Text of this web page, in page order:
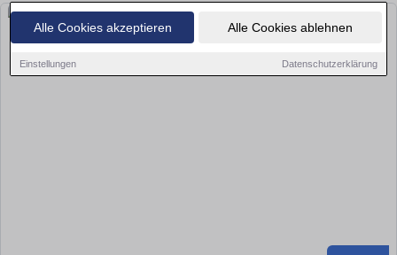
Alle Cookies akzeptieren Alle Cookies ablehnen
Einstellungen Datenschutzerklärung